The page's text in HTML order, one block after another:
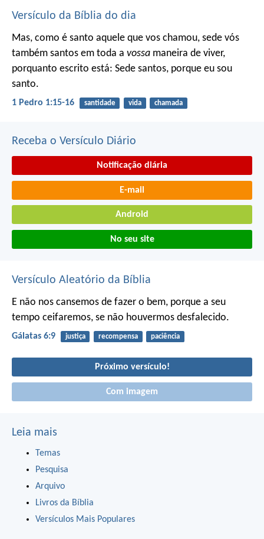
Versículo da Bíblia do dia
Mas, como é santo aquele que vos chamou, sede vós
também santos em toda a vossa maneira de viver,
porquanto escrito está: Sede santos, porque eu sou
santo.
1 Pedro 1:15-16 santidade vida chamada
Receba o Versículo Diário
Notificação diária
E-mail
Android
No seu site
Versículo Aleatório da Bíblia
E não nos cansemos de fazer o bem, porque a seu
tempo ceifaremos, se não houvermos desfalecido.
Gálatas 6:9 justiça recompensa paciência
Próximo versículo!
Com imagem
Leia mais
Temas
Pesquisa
Arquivo
Livros da Bíblia
Versículos Mais Populares